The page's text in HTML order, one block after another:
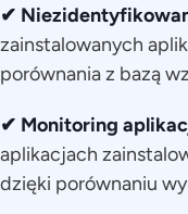
✔
zainstalowanych
porównania z bazą
✔ Monitoring
aplikacjach
dzięki porównaniu